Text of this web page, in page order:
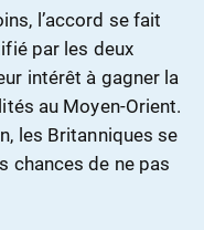
l’accord se fait
par les deux
intérêt à gagner la
au Moyen-Orient.
les Britanniques se
chances de ne pas